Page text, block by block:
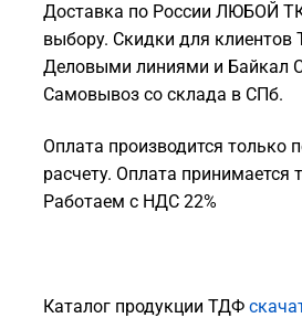
Доставка по России ЛЮБОЙ
выбору. Скидки для клиентов
Деловыми линиями и Байкал
Самовывоз со склада в СПб.
Оплата производится только
расчету. Оплата принимается
Работаем с НДС 22%
Каталог продукции ТДФ